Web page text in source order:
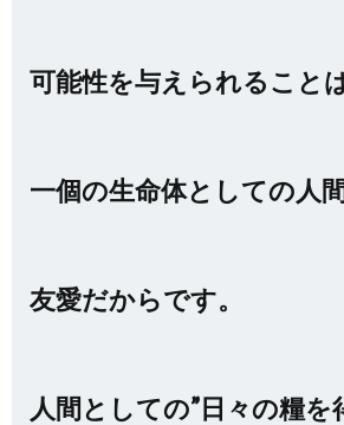
可能性を与えられること
一個の生命体としての人
友愛だからです。
人間としての”日々の糧